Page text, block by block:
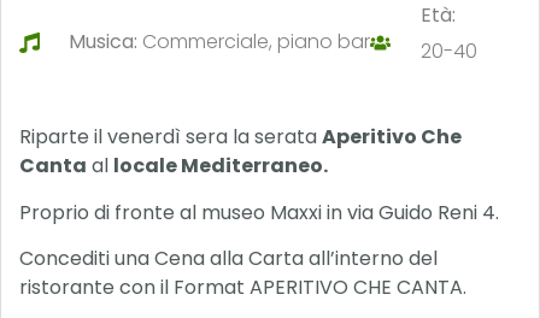
Musica: Commerciale, piano bar
Età:
20-40
Riparte il venerdì sera la serataAperitivo Che
Canta al locale Mediterraneo.
Proprio di fronte al museo Maxxi in via Guido Reni 4.
Concediti una Cena alla Carta all’interno del
ristorante con il Format APERITIVO CHE CANTA.